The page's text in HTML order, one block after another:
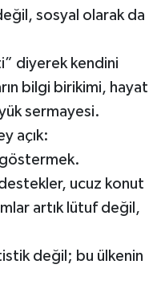
sosyal olarak da
diyerek kendini
bilgi birikimi, hayat
sermayesi.
açık:
göstermek.
ucuz konut
artık lütuf değil,
değil; bu ülkenin